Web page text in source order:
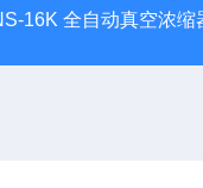
16K 全自动真空浓缩